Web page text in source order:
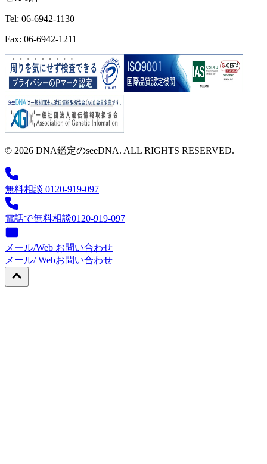
Tel: 06-6942-1130
Fax: 06-6942-1211
© 2026 DNA鑑定のseeDNA. ALL RIGHTS RESERVED.
無料相談 0120-919-097
電話で無料相談0120-919-097
メール/Web お問い合わせ
メール/ Webお問い合わせ